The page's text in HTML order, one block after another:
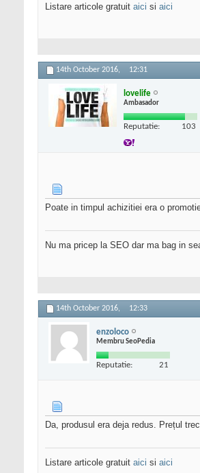
Listare articole gratuit aici si aici
14th October 2016, 12:31
lovelife
Ambasador
Reputatie: 103
Poate in timpul achizitiei era o
Nu ma pricep la SEO dar ma bag in
14th October 2016, 12:33
enzoloco
Membru SeoPedia
Reputatie: 21
Da, produsul era deja redus. Prețul
Listare articole gratuit aici si aici